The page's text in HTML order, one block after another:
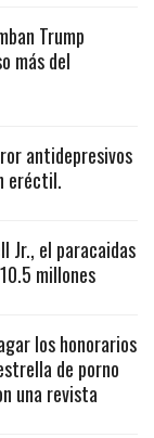
Trump
más del
antidepresivos
eréctil.
Jr., el paracaidas
millones
los honorarios
de porno
una revista